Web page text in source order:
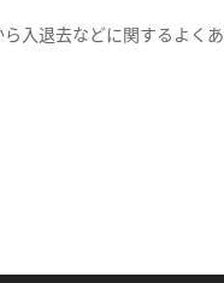
入退去などに関するよくあ